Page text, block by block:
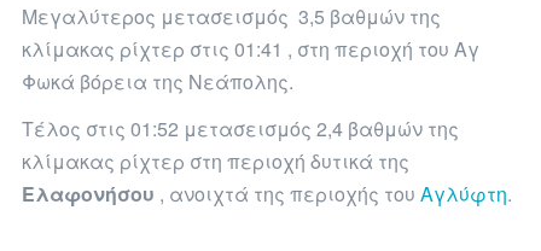
Μεγαλύτερος μετασεισμός 3,5 βαθμών της
κλίμακας ρίχτερ στις 01:41 , στη περιοχή του Αγ
Φωκά βόρεια της Νεάπολης.
Τέλος στις 01:52 μετασεισμός 2,4 βαθμών της
κλίμακας ρίχτερ στη περιοχή δυτικά της
Ελαφονήσου , ανοιχτά της περιοχής του Αγλύφτη.